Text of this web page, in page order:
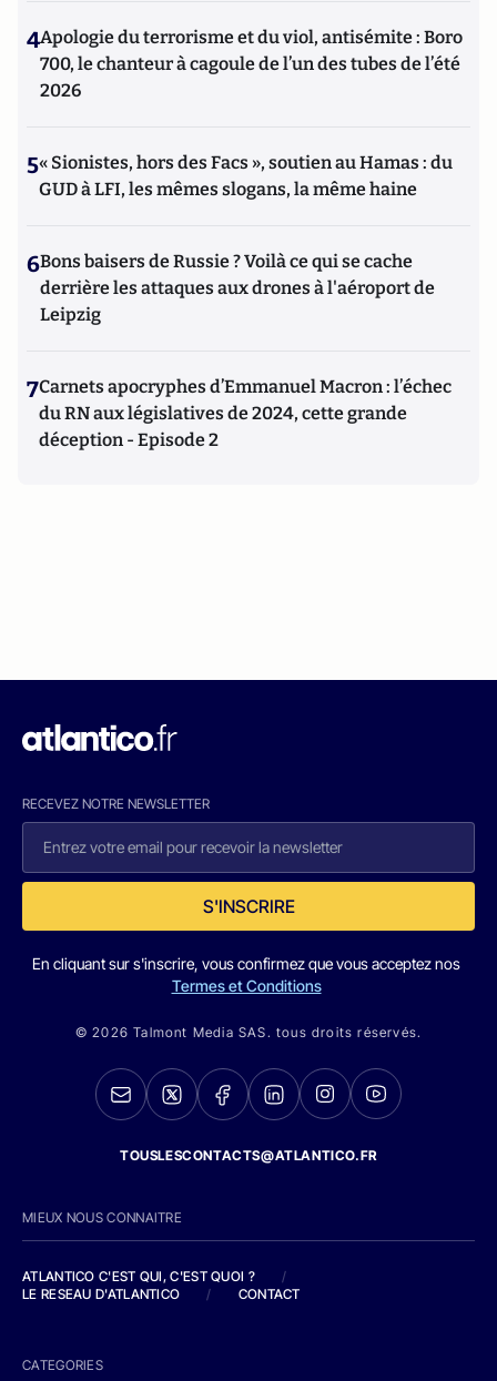
4Apologie du terrorisme et du viol, antisémite : Boro
700, le chanteur à cagoule de l’un des tubes de l’été
2026
5« Sionistes, hors des Facs », soutien au Hamas : du
GUD à LFI, les mêmes slogans, la même haine
6Bons baisers de Russie ? Voilà ce qui se cache
derrière les attaques aux drones à l'aéroport de
Leipzig
7Carnets apocryphes d’Emmanuel Macron : l’échec
du RN aux législatives de 2024, cette grande
déception - Episode 2
RECEVEZ NOTRE NEWSLETTER
S'INSCRIRE
En cliquant sur s'inscrire, vous confirmez que vous acceptez nos
Termes et Conditions
© 2026 Talmont Media SAS. tous droits réservés.
TOUSLESCONTACTS@ATLANTICO.FR
MIEUX NOUS CONNAITRE
ATLANTICO C'EST QUI, C'EST QUOI ?
/
LE RESEAU D'ATLANTICO
/ CONTACT
CATEGORIES